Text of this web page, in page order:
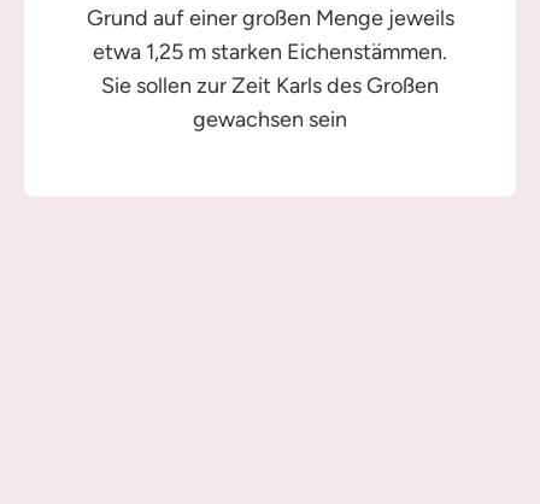
Grund auf einer großen Menge jeweils
etwa 1,25 m starken Eichenstämmen.
Sie sollen zur Zeit Karls des Großen
gewachsen sein